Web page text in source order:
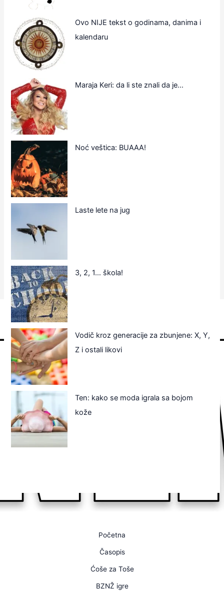
Ovo NIJE tekst o godinama, danima i
kalendaru
Maraja Keri: da li ste znali da je…
Noć veštica: BUAAA!
Laste lete na jug
3, 2, 1… škola!
Vodič kroz generacije za zbunjene: X, Y,
Z i ostali likovi
Ten: kako se moda igrala sa bojom
kože
Početna
Časopis
Ćoše za Toše
BZNŽ igre